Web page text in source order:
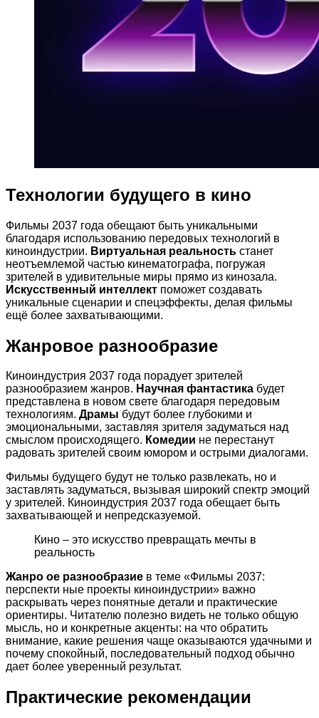
Технологии будущего в кино
Фильмы 2037 года обещают быть уникальными
благодаря использованию передовых технологий в
киноиндустрии. Виртуальная реальность станет
неотъемлемой частью кинематографа, погружая
зрителей в удивительные миры прямо из кинозала.
Искусственный интеллект поможет создавать
уникальные сценарии и спецэффекты, делая фильмы
ещё более захватывающими.
Жанровое разнообразие
Киноиндустрия 2037 года порадует зрителей
разнообразием жанров. Научная фантастика будет
представлена в новом свете благодаря передовым
технологиям. Драмы будут более глубокими и
эмоциональными, заставляя зрителя задуматься над
смыслом происходящего. Комедии не перестанут
радовать зрителей своим юмором и острыми диалогами.
Фильмы будущего будут не только развлекать, но и
заставлять задуматься, вызывая широкий спектр эмоций
у зрителей. Киноиндустрия 2037 года обещает быть
захватывающей и непредсказуемой.
Кино – это искусство превращать мечты в
реальность
Жанро ое разнообразие в теме «Фильмы 2037:
перспекти ные проекты киноиндустрии» важно
раскрывать через понятные детали и практические
ориентиры. Читателю полезно видеть не только общую
мысль, но и конкретные акценты: на что обратить
внимание, какие решения чаще оказываются удачными и
почему спокойный, последовательный подход обычно
дает более уверенный результат.
Практические рекомендации